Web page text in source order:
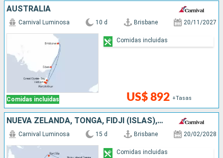
AUSTRALIA
Comidas incluidas
Carnival Luminosa 10 d Brisbane 20/11/2027
US$ 892 +Tasas
Comidas incluidas
NUEVA ZELANDA, TONGA, FIDJI (ISLAS), VANUATU, AUSTRALIA
Carnival Luminosa 15 d Brisbane 20/02/2028
Comidas incluidas